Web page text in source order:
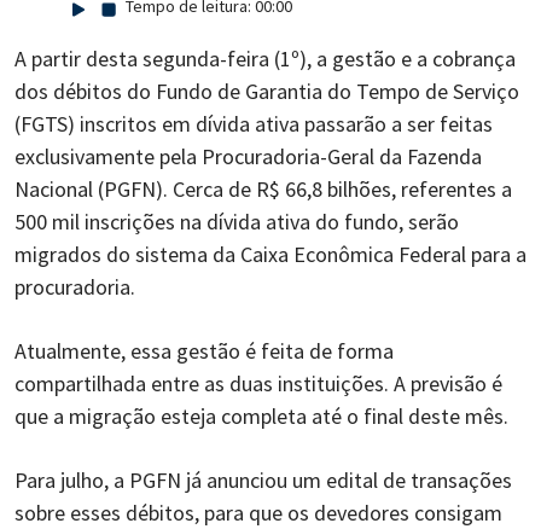
Tempo de leitura: 00:00
A partir desta segunda-feira (1º), a gestão e a cobrança
dos débitos do Fundo de Garantia do Tempo de Serviço
(FGTS) inscritos em dívida ativa passarão a ser feitas
exclusivamente pela Procuradoria-Geral da Fazenda
Nacional (PGFN). Cerca de R$ 66,8 bilhões, referentes a
500 mil inscrições na dívida ativa do fundo, serão
migrados do sistema da Caixa Econômica Federal para a
procuradoria.
Atualmente, essa gestão é feita de forma
compartilhada entre as duas instituições. A previsão é
que a migração esteja completa até o final deste mês.
Para julho, a PGFN já anunciou um edital de transações
sobre esses débitos, para que os devedores consigam